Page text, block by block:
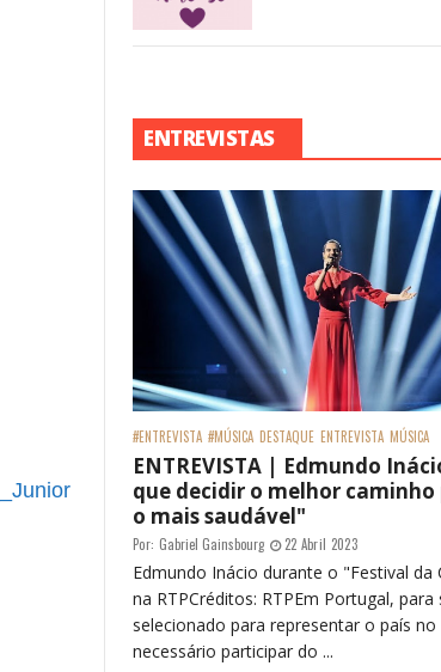
ENTREVISTAS
#ENTREVISTA #MÚSICA DESTAQUE ENTREVISTA MÚSICA
ENTREVISTA | Edmundo
que decidir o melhor caminho
o mais saudável"
Por: Gabriel Gainsbourg 22 Abril 2023
Edmundo Inácio durante o "Festival da
na RTPCréditos: RTPEm Portugal, para
selecionado para representar o país no
necessário participar do ...